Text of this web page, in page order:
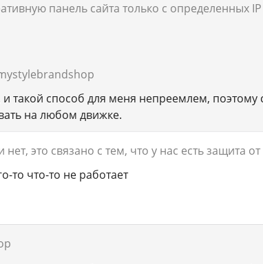
панель сайта только с определенных
такой способ для меня непреемлем, поэтому
на любом движке.
это связано с тем, что у нас есть защита
то что-то не работает